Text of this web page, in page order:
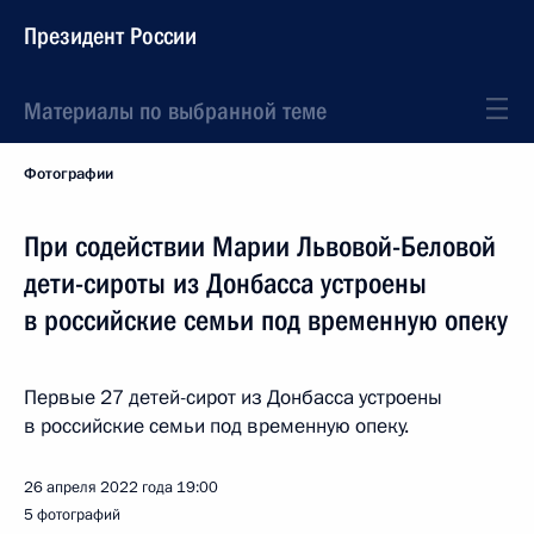
Президент России
Материалы по выбранной теме
Фотографии
При содействии Марии Львовой-Беловой
дети-сироты из Донбасса устроены
в российские семьи под временную опеку
Первые 27 детей-сирот из Донбасса устроены
в российские семьи под временную опеку.
26 апреля 2022 года 19:00
5 фотографий